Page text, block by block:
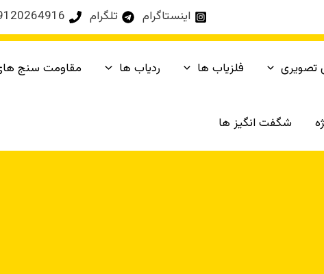
اینستاگرام تلگرام
تصویری فلزیاب ها ردیاب ها مقاومت سنج
شگفت انگیز ها